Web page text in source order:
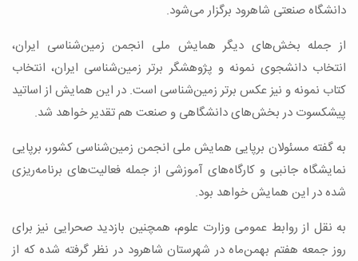
دانشگاه صنعتی شاهرود برگزار می‌شود.
از جمله بخش‌های دیگر همایش ملی انجمن زمین‌شناسی ایران،
انتخاب دانشجوی نمونه و پژوهشگر برتر زمین‌شناسی ایران، انتخاب
کتاب نمونه و نیز عکس برتر زمین‌شناسی است. در این همایش از اساتید
پیشکسوت در بخش‌های دانشگاهی و صنعت هم تقدیر خواهد شد.
به گفته مسئولان برپایی همایش ملی انجمن زمین‌شناسی کشور، برپایی
نمایشگاه جانبی و کارگاه‌های آموزشی از جمله فعالیت‌های برنامه‌ریزی
شده در این همایش خواهد بود.
به نقل از روابط عمومی وزارت علوم، همچنین بازدید صحرایی نیز برای
روز جمعه هفتم بهمن‌ماه در شهرستان شاهرود در نظر گرفته شده که از